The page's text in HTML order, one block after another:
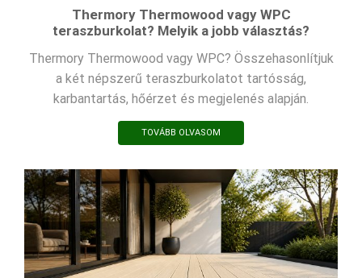
Thermory Thermowood vagy WPC
teraszburkolat? Melyik a jobb választás?
Thermory Thermowood vagy WPC? Összehasonlítjuk
a két népszerű teraszburkolatot tartósság,
karbantartás, hőérzet és megjelenés alapján.
TOVÁBB OLVASOM